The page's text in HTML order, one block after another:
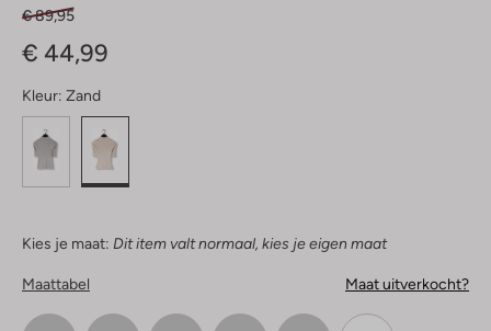
€ 89,95
€ 44,99
Kleur: Zand
Kies je maat: Dit item valt normaal, kies je eigen maat
Maattabel Maat uitverkocht?